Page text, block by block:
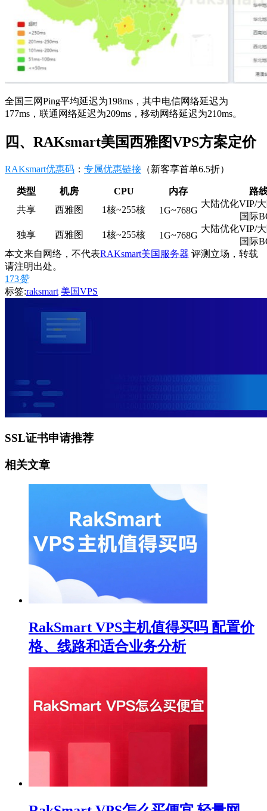
全国三网Ping平均延迟为198ms，其中电信网络延迟为
177ms，联通网络延迟为209ms，移动网络延迟为210ms。
四、RAKsmart美国西雅图VPS方案定价
RAKsmart优惠码 ： 专属优惠链接 （新客享首单6.5折）
类型 机房 CPU 内存
路
共享
西雅图 1核~255核 1G~768G
大陆优化VIP/
国际
独享
西雅图 1核~255核 1G~768G
大陆优化VIP/
国际
本文来自网络，不代表RAKsmart美国服务器 评测立场，转载
请注明出处。
173赞
标签:raksmart 美国VPS
SSL证书申请推荐
相关文章
RakSmart VPS主机值得买吗 配置价
格、线路和适合业务分析